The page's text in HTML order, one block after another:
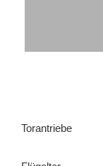
Torantriebe